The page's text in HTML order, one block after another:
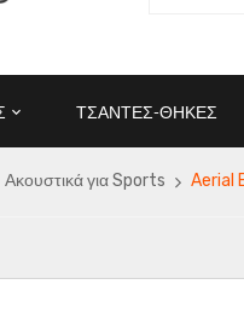
ΤΣΑΝΤΕΣ-ΘΗΚΕΣ
Ακουστικά για Sports Aerial